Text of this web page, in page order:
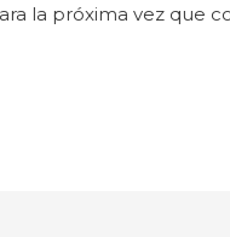
la próxima vez que